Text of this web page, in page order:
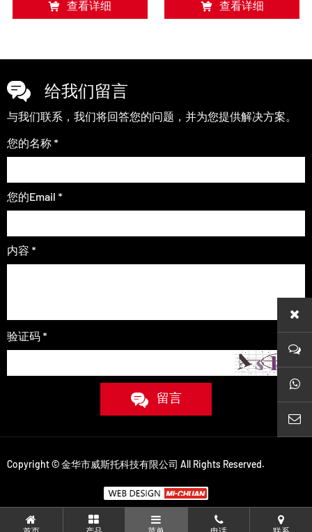
查看详细 查看详细
给我们留言
与我们联系，我们将回答您的问题，并为您提供解决方案。
您的名称 *
您的Email *
内容 *
验证码 *
留言
Copyright © 金华市威斯托科技有限公司 All Rights Reserved.